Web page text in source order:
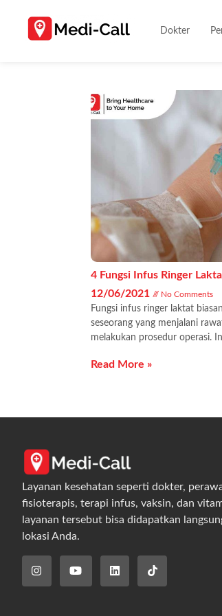
Dokter
4 Fungsi Infus Ringer
12/06/2021
No Comments
Fungsi infus ringer laktat
seseorang yang menjalani
melakukan prosedur operasi.
Read More »
Layanan kesehatan seperti dokter,
fisioterapis, terapi infus, vaksin, dan
layanan tersebut bisa didapatkan
lokasi Anda.